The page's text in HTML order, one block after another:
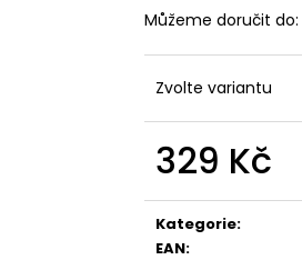
Můžeme doručit do:
Zvolte variantu
329 Kč
Kategorie:
EAN: